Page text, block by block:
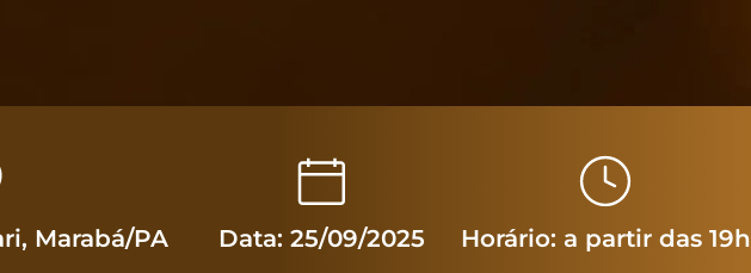
Marabá/PA Data: 25/09/2025 Horário: a partir das 19h